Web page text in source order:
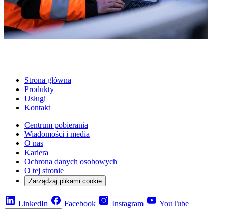
Strona główna
Produkty
Usługi
Kontakt
Centrum pobierania
Wiadomości i media
O nas
Kariera
Ochrona danych osobowych
O tej stronie
Zarządzaj plikami cookie
LinkedIn Facebook Instagram YouTube